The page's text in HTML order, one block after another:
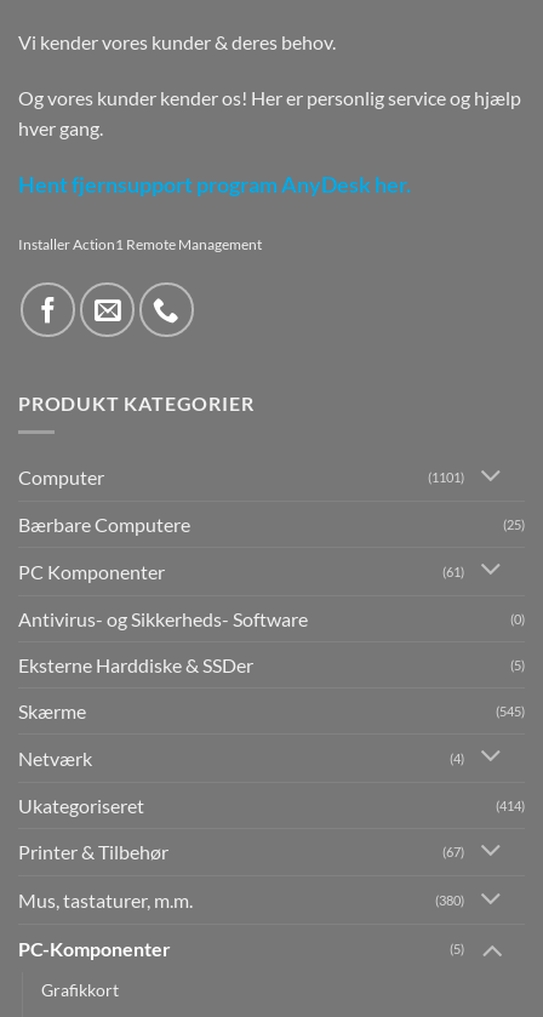
Vi kender vores kunder & deres behov.
Og vores kunder kender os! Her er personlig service og hjælp
hver gang.
Hent fjernsupport program AnyDesk her.
Installer Action1 Remote Management
PRODUKT KATEGORIER
Computer (1101)
Bærbare Computere (25)
PC Komponenter (61)
Antivirus- og Sikkerheds- Software (0)
Eksterne Harddiske & SSDer (5)
Skærme (545)
Netværk (4)
Ukategoriseret (414)
Printer & Tilbehør (67)
Mus, tastaturer, m.m. (380)
PC-Komponenter (5)
Grafikkort